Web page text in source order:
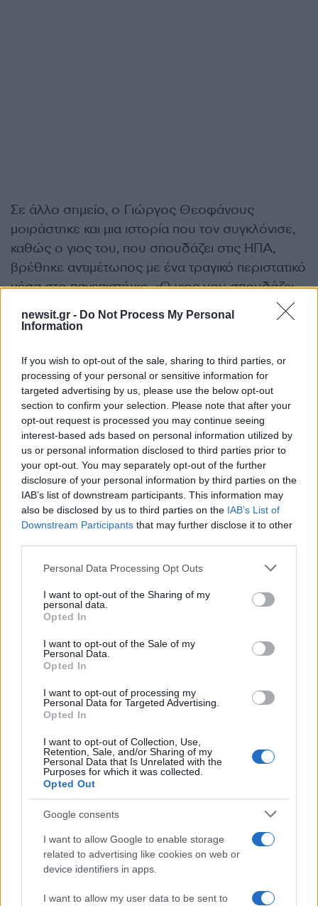
newsit.gr - Do Not Process My Personal
Information
If you wish to opt-out of the sale, sharing to third parties, or
processing of your personal or sensitive information for
targeted advertising by us, please use the below opt-out
section to confirm your selection. Please note that after your
opt-out request is processed you may continue seeing
interest-based ads based on personal information utilized by
us or personal information disclosed to third parties prior to
your opt-out. You may separately opt-out of the further
disclosure of your personal information by third parties on the
IAB’s list of downstream participants. This information may
also be disclosed by us to third parties on the IAB’s List of
Downstream Participants that may further disclose it to other
Please note that this website/app uses one or more Google
not limited to your visit or usage behaviour. You may click to
grant or deny consent to Google and its third-party tags to
use your data for below specified purposes in below Google
consent section.
Personal Data Processing Opt Outs
I want to opt-out of the Sharing of my
personal data.
Opted In
I want to opt-out of the Sale of my
Personal Data.
Opted In
I want to opt-out of processing my
Personal Data for Targeted Advertising.
Opted In
I want to opt-out of Collection, Use,
Retention, Sale, and/or Sharing of my
Personal Data that Is Unrelated with the
Purposes for which it was collected.
Opted Out
Google consents
I want to allow Google to enable storage
related to advertising like cookies on web or
device identifiers in apps.
I want to allow my user data to be sent to
Σε άλλο σημείο, ο Γιώργος Θεοφάνους
μοιράστηκε και μια ιστορία που τον συγκλόνισε,
καθώς ο γιος του, που σπουδάζει στις ΗΠΑ,
βρέθηκε αντιμέτωπος με ένα τραγικό περιστατικό
μέσα στο πανεπιστήμιο. «Ο γιος μου σπουδάζει
στην Αμερική. Ένας τρελός μπήκε στην τάξη του
και σκότωσε δύο συμμαθητές του. Ο γιος μου
Μετά πήγε η μητέρα του μαζί, περάσαμε
δύσκολα. Δεν μπορούμε να αλλάξουμε την
Αμερική, ταυτόχρονα όμως, δεν μπορούν να
αλλάξουν και οι ευκαιρίες που μπορεί να του
δώσει η Αμερική. Στη δουλειά που κάνει, η
Αμερική είναι καλύτερη από εδώ. Και τα τρία
μεγάλα μου παιδιά σπουδάζουν έξω. Εδώ μου
έμεινε μόνο το τελευταίο, το 16χρονο, που με
Αν τα χάσατε